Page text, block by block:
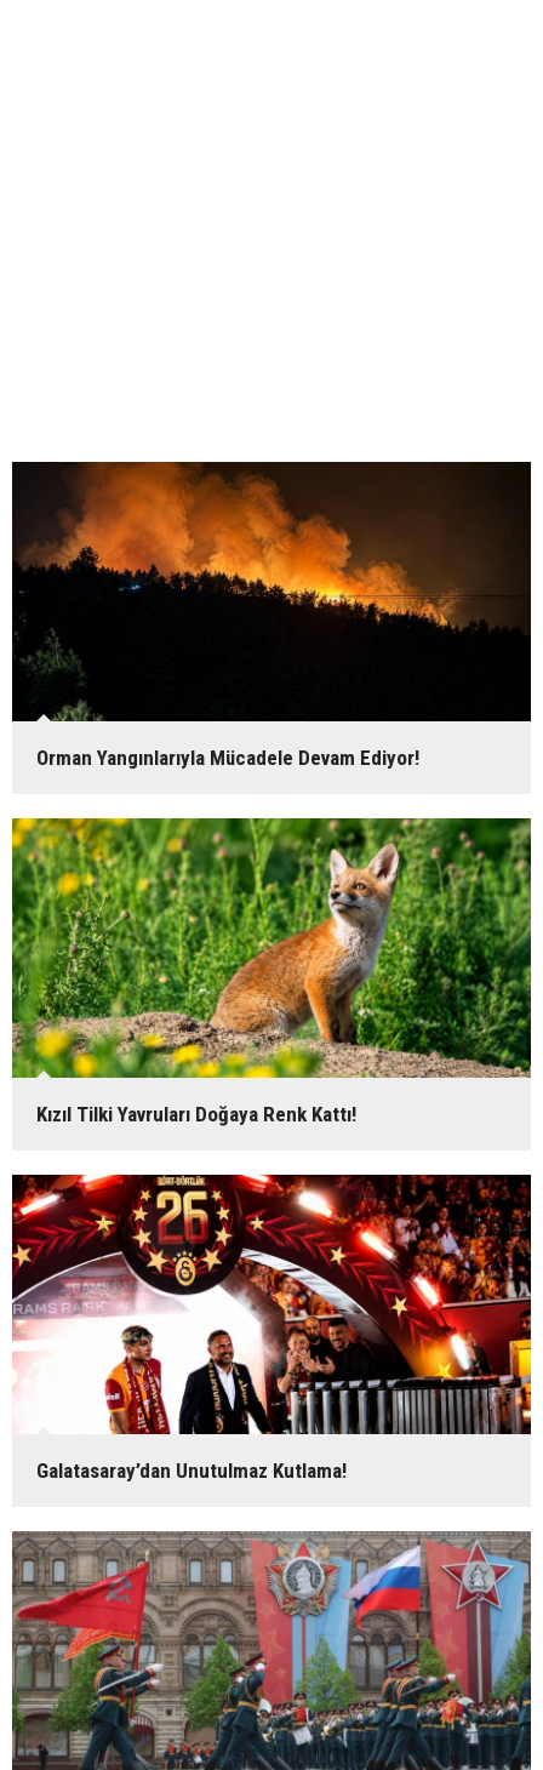
Orman Yangınlarıyla Mücadele Devam Ediyor!
Kızıl Tilki Yavruları Doğaya Renk Kattı!
Galatasaray’dan Unutulmaz Kutlama!